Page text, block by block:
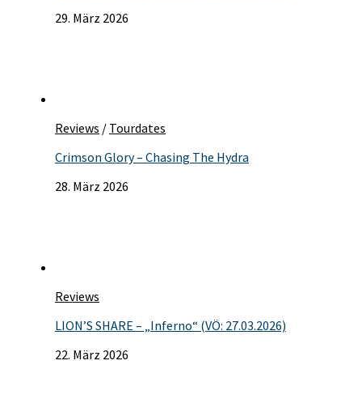
29. März 2026
Reviews / Tourdates
Crimson Glory – Chasing The Hydra
28. März 2026
Reviews
LION’S SHARE – „Inferno“ (VÖ: 27.03.2026)
22. März 2026